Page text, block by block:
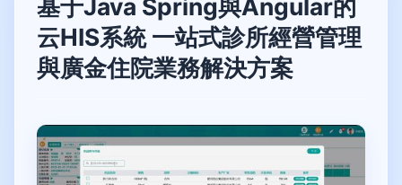
基于Java Spring與Angular的
云HIS系統 一站式診所經營管理
與廣金住院業務解決方案